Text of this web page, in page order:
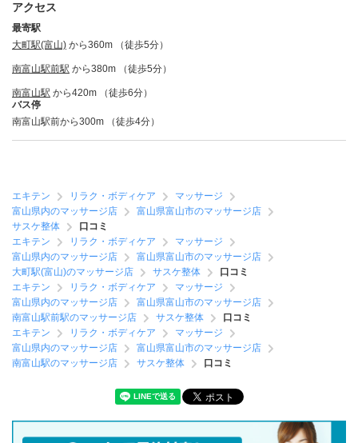
アクセス
最寄駅
大町駅(富山) から360m （徒歩5分）
南富山駅前駅 から380m （徒歩5分）
南富山駅 から420m （徒歩6分）
バス停
南富山駅前から300m （徒歩4分）
エキテン リラク・ボディケア
マッサージ
富山県内のマッサージ店
富山県富山市のマッサージ店
サスケ整体
口コミ
エキテン
リラク・ボディケア
マッサージ
富山県内のマッサージ店
富山県富山市のマッサージ店
大町駅(富山)のマッサージ店
サスケ整体
口コミ
エキテン
リラク・ボディケア
マッサージ
富山県内のマッサージ店
富山県富山市のマッサージ店
南富山駅前駅のマッサージ店
サスケ整体
口コミ
エキテン
リラク・ボディケア
マッサージ
富山県内のマッサージ店
富山県富山市のマッサージ店
南富山駅のマッサージ店
サスケ整体 口コミ